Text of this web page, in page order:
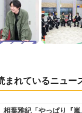
まれているニュー
相葉雅紀「やっぱり『